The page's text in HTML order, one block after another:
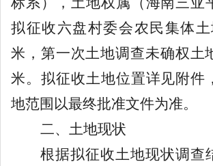
拟征收六盘村委会农民集体
米，第一次土地调查未确权土
米。 拟征收土地位置详见附件
地范围以最终批准文件为准。
二、土地现状
根据拟征收土地现状调查